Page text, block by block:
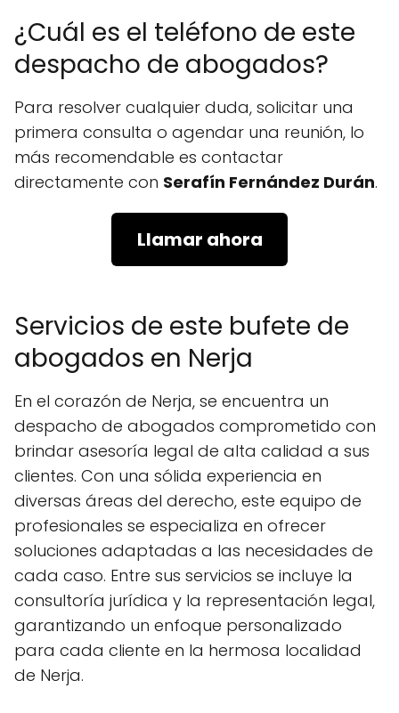
¿Cuál es el teléfono de este
despacho de abogados?
Para resolver cualquier duda, solicitar una
primera consulta o agendar una reunión, lo
más recomendable es contactar
directamente con Serafín Fernández Durán.
Llamar ahora
Servicios de este bufete de
abogados en Nerja
En el corazón de Nerja, se encuentra un
despacho de abogados comprometido con
brindar asesoría legal de alta calidad a sus
clientes. Con una sólida experiencia en
diversas áreas del derecho, este equipo de
profesionales se especializa en ofrecer
soluciones adaptadas a las necesidades de
cada caso. Entre sus servicios se incluye la
consultoría jurídica y la representación legal,
garantizando un enfoque personalizado
para cada cliente en la hermosa localidad
de Nerja.